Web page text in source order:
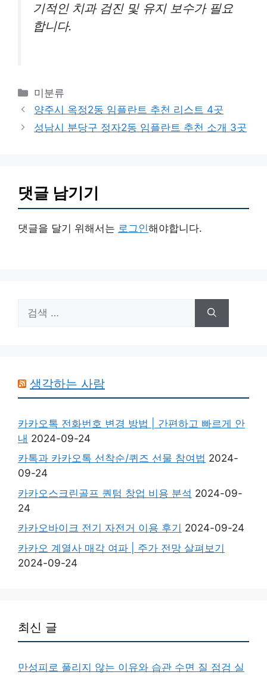
기적인 치과 검진 및 유지 보수가 필요
합니다.
카
테
고
미분류
양주시 옥정2동 임플란트 추천 리스트 4곳
성남시 분당구 정자2동 임플란트 추천 소개 3곳
댓글 남기기
댓글을 달기 위해서는 로그인해야합니다.
색:
생각하는 사람
카카오톡 전화번호 변경 방법 | 간편하고 빠르게 안
내 2024-09-24
카톡과 카카오톡 선착순/퀴즈 선물 참여법 2024-
09-24
카카오스크린골프 퀀텀 창업 비용 분석 2024-09-
24
카카오바이크 전기 자전거 이용 후기 2024-09-24
카카오 계열사 매각 여파 | 주가 전망 살펴보기
2024-09-24
최신 글
만성피로 풀리지 않는 이유와 습관 수면 질 점검 실